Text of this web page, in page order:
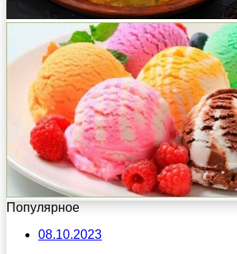
Популярное
08.10.2023